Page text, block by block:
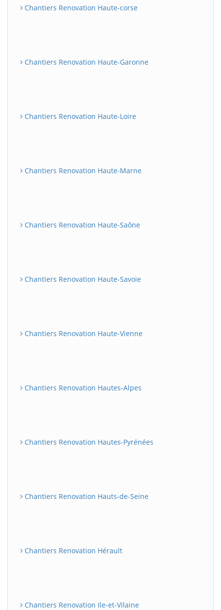
Chantiers Renovation Haute-corse
Chantiers Renovation Haute-Garonne
Chantiers Renovation Haute-Loire
Chantiers Renovation Haute-Marne
Chantiers Renovation Haute-Saône
Chantiers Renovation Haute-Savoie
Chantiers Renovation Haute-Vienne
Chantiers Renovation Hautes-Alpes
Chantiers Renovation Hautes-Pyrénées
Chantiers Renovation Hauts-de-Seine
Chantiers Renovation Hérault
Chantiers Renovation Ile-et-Vilaine